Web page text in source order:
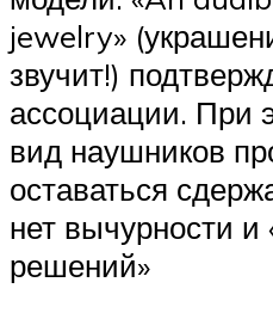
jewelry»
звучит!)
ассоциации. При
вид наушников
оставаться
нет вычурности
решений»